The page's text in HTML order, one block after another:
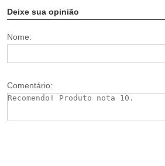
Deixe sua opinião
Nome:
Comentário: